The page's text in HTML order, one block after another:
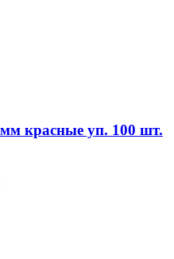
красные уп. 100 шт.